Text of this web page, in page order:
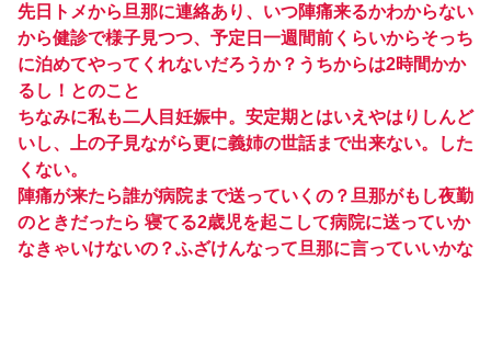
先日トメから旦那に連絡あり、いつ陣痛来るかわからない
から健診で様子見つつ、予定日一週間前くらいからそっち
に泊めてやってくれないだろうか？うちからは2時間かか
るし！とのこと
ちなみに私も二人目妊娠中。安定期とはいえやはりしんど
いし、上の子見ながら更に義姉の世話まで出来ない。した
くない。
陣痛が来たら誰が病院まで送っていくの？旦那がもし夜勤
のときだったら 寝てる2歳児を起こして病院に送っていか
なきゃいけないの？ふざけんなって旦那に言っていいかな